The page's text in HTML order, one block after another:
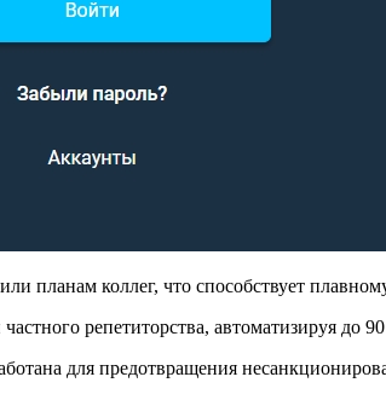
планам коллег, что способствует
репетиторства, автоматизируя до
для предотвращения